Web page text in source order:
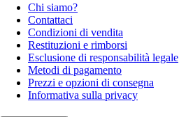
Chi siamo?
Contattaci
Condizioni di vendita
Restituzioni e rimborsi
Esclusione di responsabilità legale
Metodi di pagamento
Prezzi e opzioni di consegna
Informativa sulla privacy